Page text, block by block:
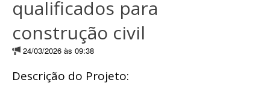
qualificados para
construção civil
24/03/2026 às 09:38
Descrição do Projeto: